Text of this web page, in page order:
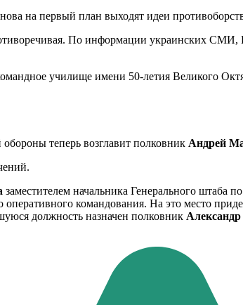
на первый план выходят идеи
По информации украинских
училище имени 50-летия Великого
теперь возглавит полковник Андрей
заместителем начальника Генерального штаба
командования. На это место
должность назначен полковник